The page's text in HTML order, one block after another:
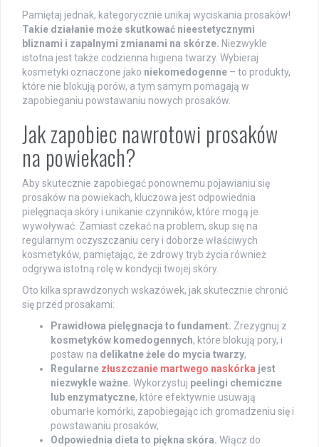
Pamiętaj jednak, kategorycznie unikaj wyciskania prosaków!
Takie działanie może skutkować nieestetycznymi
bliznami i zapalnymi zmianami na skórze. Niezwykle
istotna jest także codzienna higiena twarzy. Wybieraj
kosmetyki oznaczone jako niekomedogenne – to produkty,
które nie blokują porów, a tym samym pomagają w
zapobieganiu powstawaniu nowych prosaków.
Jak zapobiec nawrotowi prosaków
na powiekach?
Aby skutecznie zapobiegać ponownemu pojawianiu się
prosaków na powiekach, kluczowa jest odpowiednia
pielęgnacja skóry i unikanie czynników, które mogą je
wywoływać. Zamiast czekać na problem, skup się na
regularnym oczyszczaniu cery i doborze właściwych
kosmetyków, pamiętając, że zdrowy tryb życia również
odgrywa istotną rolę w kondycji twojej skóry.
Oto kilka sprawdzonych wskazówek, jak skutecznie chronić
się przed prosakami:
Prawidłowa pielęgnacja to fundament. Zrezygnuj z
kosmetyków komedogennych, które blokują pory, i
postaw na delikatne żele do mycia twarzy,
Regularne złuszczanie martwego naskórka jest
niezwykle ważne. Wykorzystuj peelingi chemiczne
lub enzymatyczne, które efektywnie usuwają
obumarłe komórki, zapobiegając ich gromadzeniu się i
powstawaniu prosaków,
Odpowiednia dieta to piękna skóra. Włącz do